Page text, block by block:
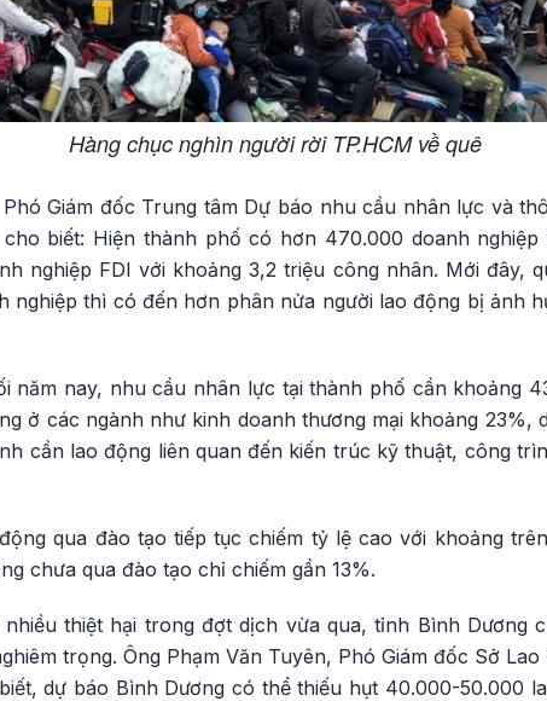
Hàng chục nghìn người rời TP.HCM về quê
Giám đốc Trung tâm Dự báo nhu cầu nhân lực và
biết: Hiện thành phố có hơn 470.000 doanh
nghiệp FDI với khoảng 3,2 triệu công nhân. Mới đây,
nghiệp thì có đến hơn phân nửa người lao động bị ảnh
năm nay, nhu cầu nhân lực tại thành phố cần khoảng
ở các ngành như kinh doanh thương mại khoảng 23%,
cần lao động liên quan đến kiến trúc kỹ thuật, công
qua đào tạo tiếp tục chiếm tỷ lệ cao với khoảng
chưa qua đào tạo chỉ chiếm gần 13%.
thiệt hại trong đợt dịch vừa qua, tỉnh Bình Dương
trọng. Ông Phạm Văn Tuyên, Phó Giám đốc Sở
dự báo Bình Dương có thể thiếu hụt 40.000-50.000